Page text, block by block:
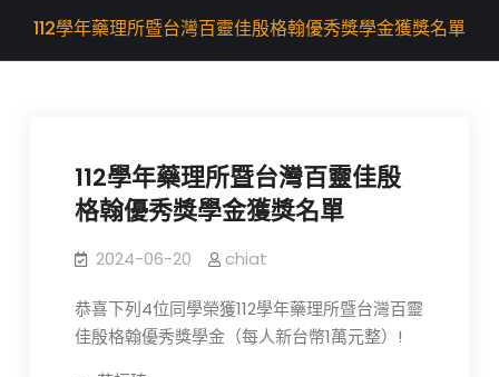
112學年藥理所暨台灣百靈佳殷格翰優秀獎學金獲獎名單
112學年藥理所暨台灣百靈佳殷
格翰優秀獎學金獲獎名單
2024-06-20 chiat
恭喜下列4位同學榮獲112學年藥理所暨台灣百靈
佳殷格翰優秀獎學金（每人新台幣1萬元整）!